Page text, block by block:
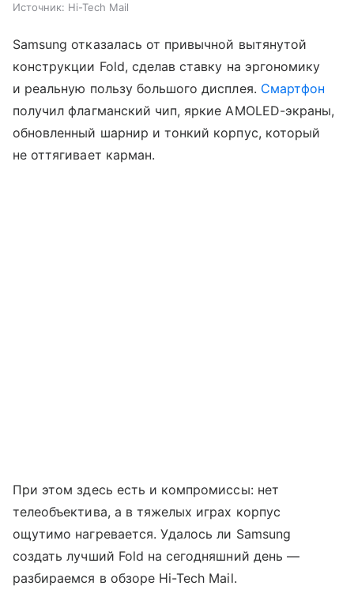
Источник: Hi-Tech Mail
Samsung отказалась от привычной вытянутой
конструкции Fold, сделав ставку на эргономику
и реальную пользу большого дисплея. Смартфон
получил флагманский чип, яркие AMOLED-экраны,
обновленный шарнир и тонкий корпус, который
не оттягивает карман.
При этом здесь есть и компромиссы: нет
телеобъектива, а в тяжелых играх корпус
ощутимо нагревается. Удалось ли Samsung
создать лучший Fold на сегодняшний день —
разбираемся в обзоре Hi-Tech Mail.